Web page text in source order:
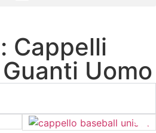
Cappelli
Uomo